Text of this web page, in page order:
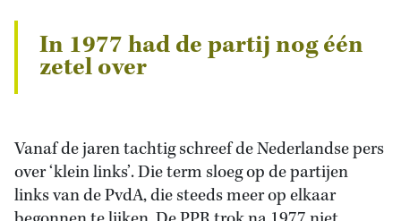
In 1977 had de partij nog één
zetel over
Vanaf de jaren tachtig schreef de Nederlandse pers
over ‘klein links’. Die term sloeg op de partijen
links van de PvdA, die steeds meer op elkaar